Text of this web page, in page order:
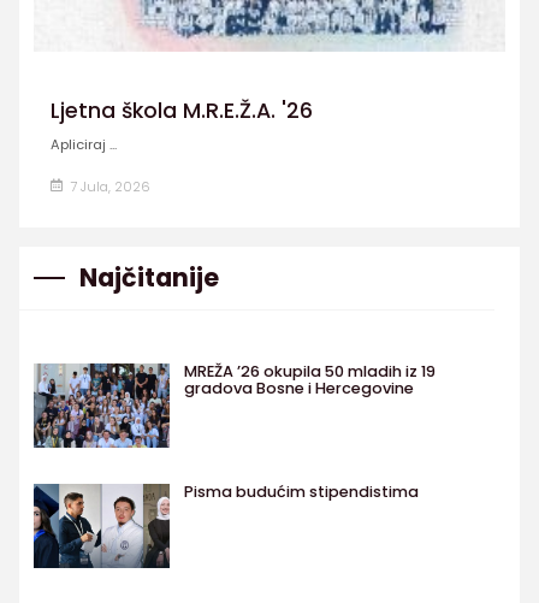
Ljetna škola M.R.E.Ž.A. '26
Apliciraj ...
7 Jula, 2026
Najčitanije
MREŽA ’26 okupila 50 mladih iz 19
gradova Bosne i Hercegovine
Pisma budućim stipendistima